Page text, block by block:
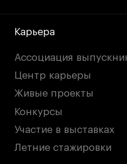
Карьера
Ассоциация
Центр карьеры
Живые проекты
Конкурсы
Участие в выставках
Летние стажировки